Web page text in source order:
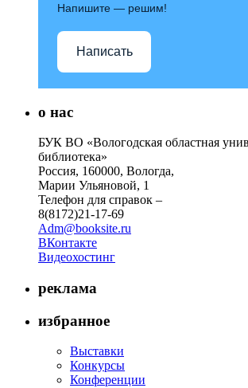
Напишите — решим!
Написать
о нас
БУК ВО «Вологодская областная
библиотека»
Россия, 160000, Вологда,
Марии Ульяновой, 1
Телефон для справок –
8(8172)21-17-69
Adm@booksite.ru
ВКонтакте
Видеохостинг
реклама
избранное
Выставки
Конкурсы
Конференции